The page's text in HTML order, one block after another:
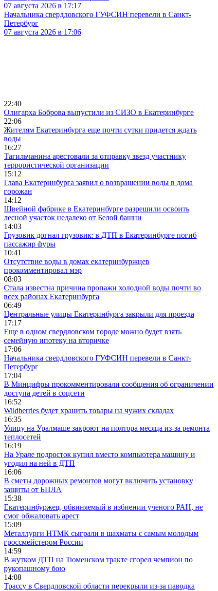
07 августа 2026 в 17:17
Начальника свердловского ГУФСИН перевели в Санкт-
Петербург
07 августа 2026 в 17:06
22:40
Олигарха Боброва выпустили из СИЗО в Екатеринбурге
22:06
Жителям Екатеринбурга еще почти сутки придется ждать
воды
16:27
Тагильчанина арестовали за отправку звезд участнику
террористической организации
15:12
Глава Екатеринбурга заявил о возвращении воды в дома
горожан
14:12
Швейной фабрике в Екатеринбурге разрешили освоить
лесной участок недалеко от Белой башни
14:03
Грузовик догнал грузовик: в ДТП в Екатеринбурге погиб
пассажир фуры
10:41
Отсутствие воды в домах екатеринбуржцев
прокомментировал мэр
08:03
Стала известна причина пропажи холодной воды почти во
всех районах Екатеринбурга
06:49
Центральные улицы Екатеринбурга закрыли для проезда
17:17
Еще в одном свердловском городе можно будет взять
семейную ипотеку на вторичке
17:06
Начальника свердловского ГУФСИН перевели в Санкт-
Петербург
17:04
В Минцифры прокомментировали сообщения об ограничении
доступа детей в соцсети
16:52
Wildberries будет хранить товары на чужих складах
16:35
Улицу на Уралмаше закроют на полтора месяца из-за ремонта
теплосетей
16:19
На Урале подросток купил вместо компьютера машину и
угодил на ней в ДТП
16:06
В сметы дорожных ремонтов могут включить установку
защиты от БПЛА
15:38
Екатеринбуржец, обвиняемый в избиении ученого РАН, не
смог обжаловать арест
15:09
Металлурги НТМК сыграли в шахматы с самым молодым
гроссмейстером России
14:59
В жутком ДТП на Тюменском тракте сгорел чемпион по
рукопашному бою
14:08
Трассу в Свердловской области перекрыли из-за паводка